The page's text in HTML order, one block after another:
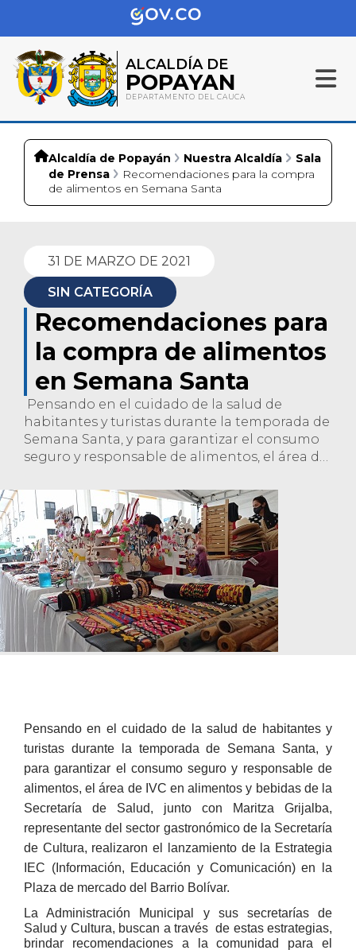
ALCALDÍA DE
POPAYAN
DEPARTAMENTO DEL CAUCA
Alcaldía de Popayán Nuestra Alcaldía
Sala
de Prensa
Recomendaciones para la compra
de alimentos en Semana Santa
31 DE MARZO DE 2021
SIN CATEGORÍA
Recomendaciones para
la compra de alimentos
en Semana Santa
Pensando en el cuidado de la salud de
habitantes y turistas durante la temporada de
Semana Santa, y para garantizar el consumo
seguro y responsable de alimentos, el área de
Pensando en el cuidado de la salud de habitantes y
turistas durante la temporada de Semana Santa, y
para garantizar el consumo seguro y responsable de
alimentos, el área de IVC en alimentos y bebidas de la
Secretaría de Salud, junto con Maritza Grijalba,
representante del sector gastronómico de la Secretaría
de Cultura, realizaron el lanzamiento de la Estrategia
IEC (Información, Educación y Comunicación) en la
Plaza de mercado del Barrio Bolívar.
La Administración Municipal y sus secretarías de
Salud y Cultura, buscan a través de estas estrategias,
brindar recomendaciones a la comunidad p​ara el